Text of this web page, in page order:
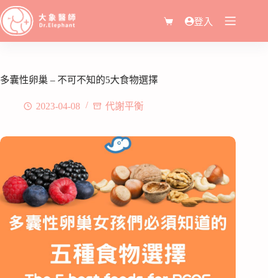
登入
多囊性卵巢 – 不可不知的5大食物選擇
2023-04-08 代謝平衡